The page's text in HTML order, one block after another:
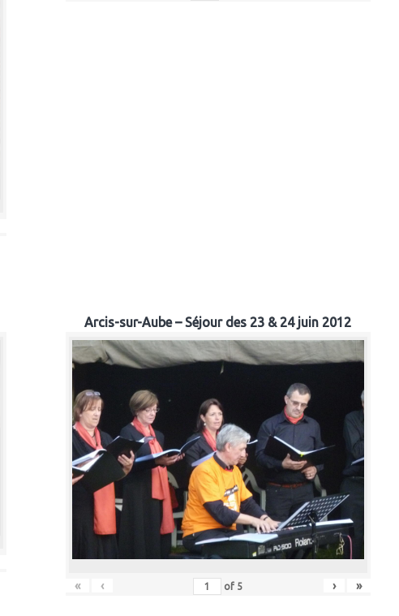
Arcis-sur-Aube – Séjour des 23 & 24 juin 2012
« ‹ of 5 › »